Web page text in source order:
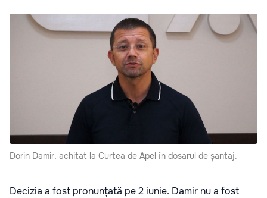
Dorin Damir, achitat la Curtea de Apel în dosarul de șantaj.
Decizia a fost pronunțată pe 2 iunie. Damir nu a fost